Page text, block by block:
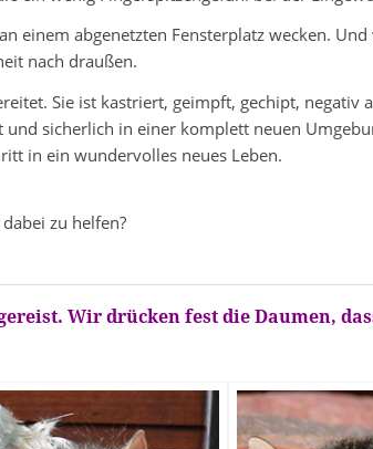
einem abgenetzten Fensterplatz wecken.
nach draußen.
Sie ist kastriert, geimpft, gechipt, negativ
sicherlich in einer komplett neuen
in ein wundervolles neues Leben.
zu helfen?
Wir drücken fest die Daumen,